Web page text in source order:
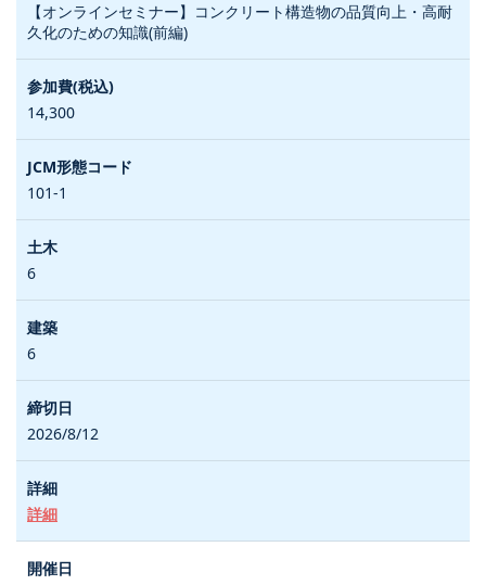
【オンラインセミナー】コンクリート構造物の品質向上・高耐
久化のための知識(前編)
14,300
101-1
6
6
2026/8/12
詳細